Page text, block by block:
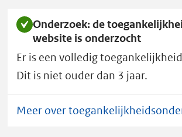
Onderzoek: de
website is onderzocht
Er is een volledig
Dit is niet ouder dan 3 jaar.
Meer over